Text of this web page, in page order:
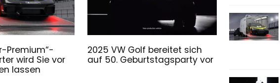
Premium“-
wird Sie vor
lassen
2025 VW Golf bereitet sich
auf 50. Geburtstagsparty vor